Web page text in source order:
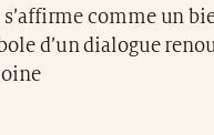
s’affirme comme un
d’un dialogue